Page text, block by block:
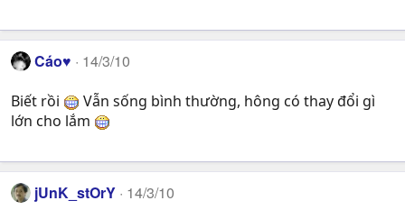
Cáo♥ 14/3/10
Biết rồi
Vẫn sống bình thường, hông có thay đổi gì
lớn cho lắm
jUnK_stOrY 14/3/10